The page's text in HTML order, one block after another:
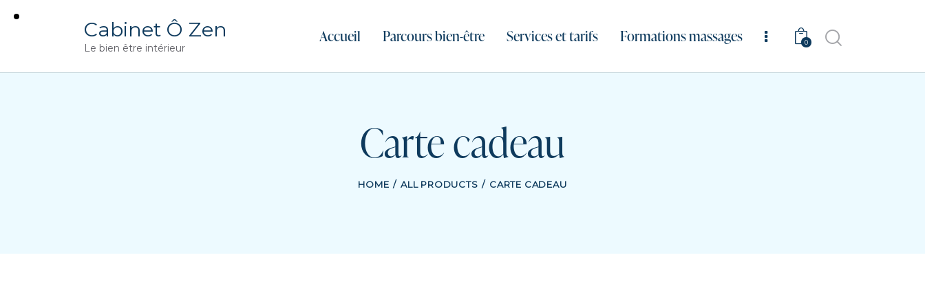
Cabinet Ô Zen
Le bien être intérieur
Accueil Parcours bien-être Services et tarifs Formations massages 0
Carte cadeau
HOME ALL PRODUCTS CARTE CADEAU